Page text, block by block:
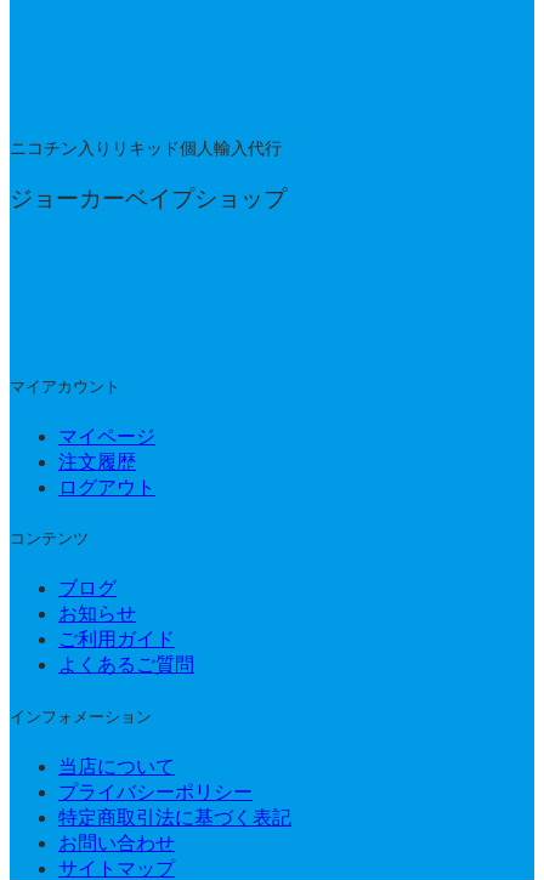
ニコチン入りリキッド個人輸入代行
ジョーカーベイプショップ
マイアカウント
マイページ
注文履歴
ログアウト
コンテンツ
ブログ
お知らせ
ご利用ガイド
よくあるご質問
インフォメーション
当店について
プライバシーポリシー
特定商取引法に基づく表記
お問い合わせ
サイトマップ